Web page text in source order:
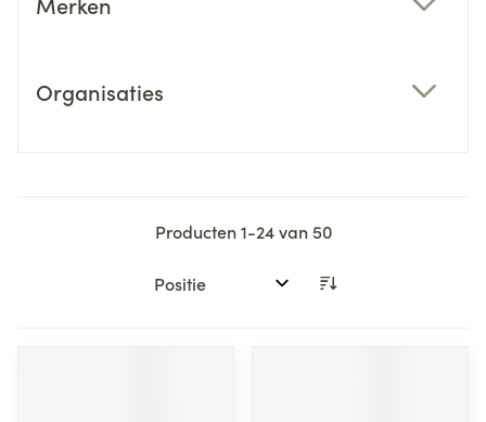
Organisaties
Producten1-24van50
Sorteer op: